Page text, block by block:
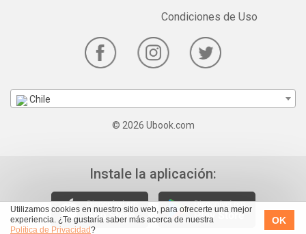
Utilizamos cookies en nuestro sitio web, para ofrecerte una mejor
experiencia. ¿Te gustaría saber más acerca de nuestra
Política de Privacidad?
OK
Condiciones de Uso
Chile
© 2026 Ubook.com
Instale la aplicación: